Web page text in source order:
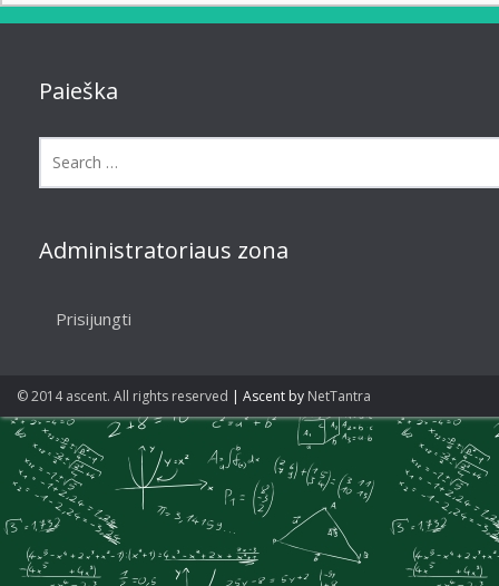
Paieška
Administratoriaus zona
Prisijungti
© 2014 ascent. All rights reserved | Ascent by NetTantra